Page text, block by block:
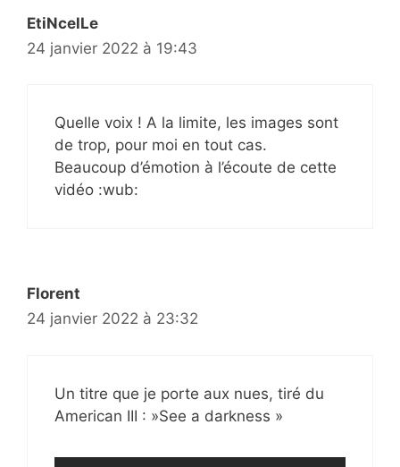
EtiNcelLe
24 janvier 2022 à 19:43
Quelle voix ! A la limite, les images sont
de trop, pour moi en tout cas.
Beaucoup d’émotion à l’écoute de cette
vidéo :wub:
Florent
24 janvier 2022 à 23:32
Un titre que je porte aux nues, tiré du
American III : »See a darkness »